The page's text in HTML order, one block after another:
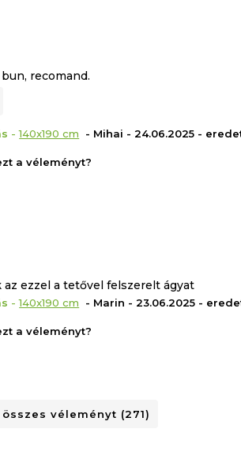
recomand.
-140x190 cm - Mihai - 24.06.2025 -
a véleményt?
ezzel a tetővel felszerelt ágyat
-140x190 cm - Marin - 23.06.2025 -
a véleményt?
véleményt (271)